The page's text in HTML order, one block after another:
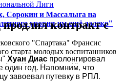
Сорокин и Массалыга на
уровня им ещё далеко"
"Спартака" Франсис
старта молодых воспитанников
(5:1) и подробно
системы...
Лиги
контракт с
Хуан Диас пролонгировал
один год. Напомним, что
завоевал путевку в РПЛ.